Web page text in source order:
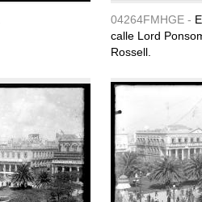
04264FMHGE -
calle Lord
Rossell.